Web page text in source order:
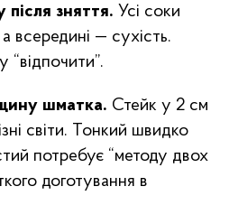
після зняття. Усі соки
а всередині — сухість.
“відпочити”.
шматка. Стейк у 2 см
світи. Тонкий швидко
потребує “методу двох
доготування в